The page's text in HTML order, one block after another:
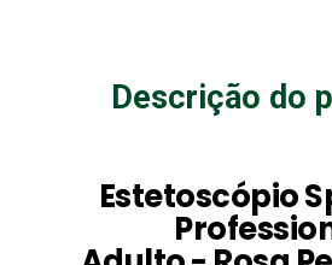
Descrição do
Estetoscópio